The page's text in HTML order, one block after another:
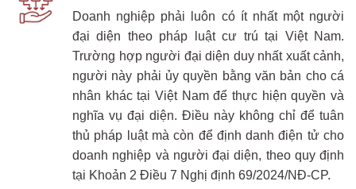
Doanh nghiệp phải luôn có ít nhất một người
đại diện theo pháp luật cư trú tại Việt Nam.
Trường hợp người đại diện duy nhất xuất cảnh,
người này phải ủy quyền bằng văn bản cho cá
nhân khác tại Việt Nam để thực hiện quyền và
nghĩa vụ đại diện. Điều này không chỉ để tuân
thủ pháp luật mà còn để định danh điện tửcho
doanh nghiệp và người đại diện, theo quy định
tại Khoản 2 Điều 7 Nghị định 69/2024/NĐ-CP.